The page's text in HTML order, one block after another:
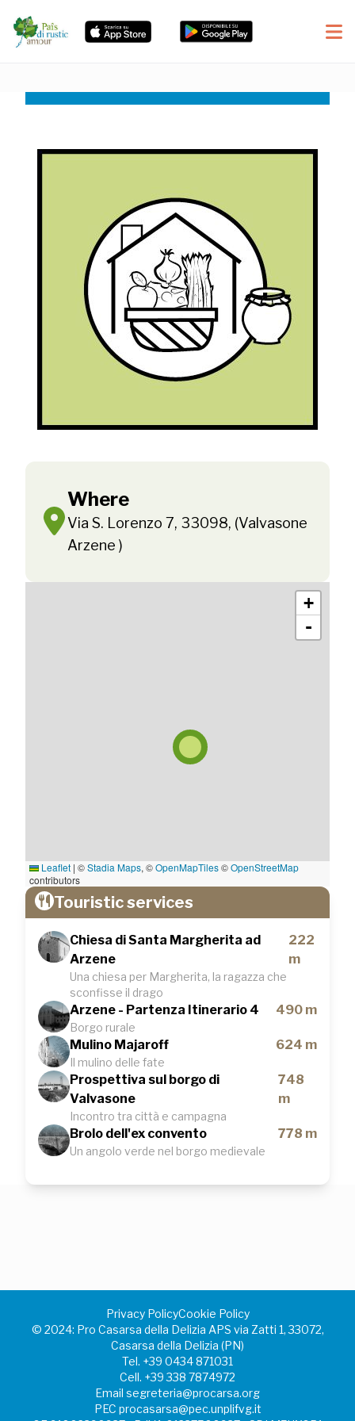
Where
Via S. Lorenzo 7, 33098, (Valvasone
Arzene )
+
-
Leaflet | ©Stadia Maps, ©OpenMapTiles©OpenStreetMap
contributors
Touristic services
Chiesa di Santa Margherita ad
Arzene
Una chiesa per Margherita, la ragazza che
sconfisse il drago
222
m
Arzene - Partenza Itinerario 4
Borgo rurale
490 m
Mulino Majaroff
Il mulino delle fate
624 m
Prospettiva sul borgo di
Valvasone
Incontro tra città e campagna
748
m
Brolo dell'ex convento
Un angolo verde nel borgo medievale
778 m
Privacy PolicyCookie Policy
©️ 2024: Pro Casarsa della Delizia APS via Zatti 1, 33072,
Casarsa della Delizia (PN)
Tel. +39 0434 871031
Cell. +39 338 7874972
Email segreteria@procarsa.org
PEC procasarsa@pec.unplifvg.it